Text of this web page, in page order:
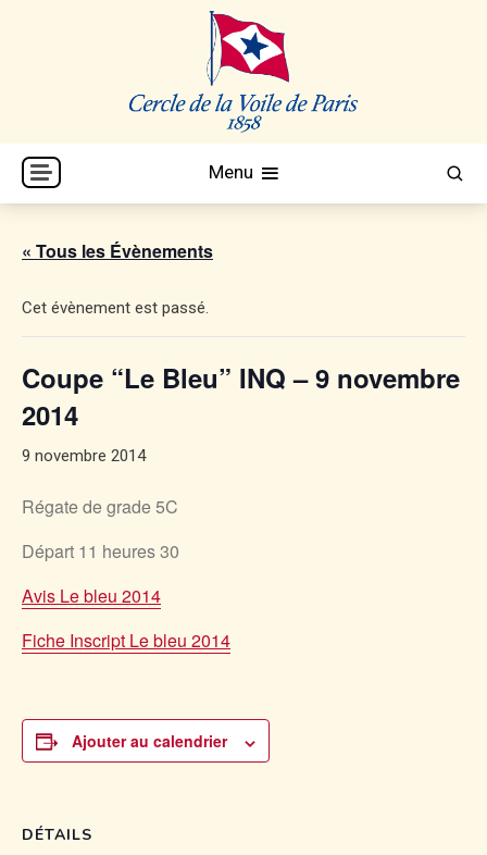
CVP
Cercle de la Voile de Paris
Menu
« Tous les Évènements
Cet évènement est passé.
Coupe “Le Bleu” INQ – 9 novembre
2014
9 novembre 2014
Régate de grade 5C
Départ 11 heures 30
Avis Le bleu 2014
Fiche Inscript Le bleu 2014
Ajouter au calendrier
DÉTAILS